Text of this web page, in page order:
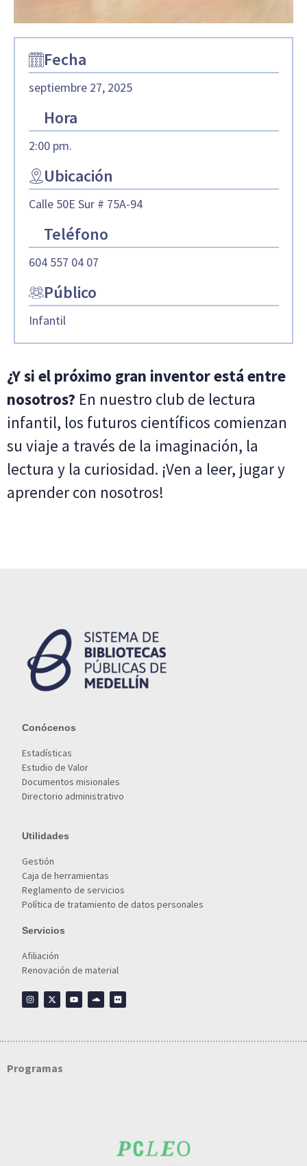
Fecha
septiembre 27, 2025
Hora
2:00 pm.
Ubicación
Calle 50E Sur # 75A-94
Teléfono
604 557 04 07
Público
Infantil
¿Y si el próximo gran inventor está entre
nosotros? En nuestro club de lectura
infantil, los futuros científicos comienzan
su viaje a través de la imaginación, la
lectura y la curiosidad. ¡Ven a leer, jugar y
aprender con nosotros!
Conócenos
Estadísticas
Estudio de Valor
Documentos misionales
Directorio administrativo
Utilidades
Gestión
Caja de herramientas
Reglamento de servicios
Política de tratamiento de datos personales
Servicios
Afiliación
Renovación de material
Programas